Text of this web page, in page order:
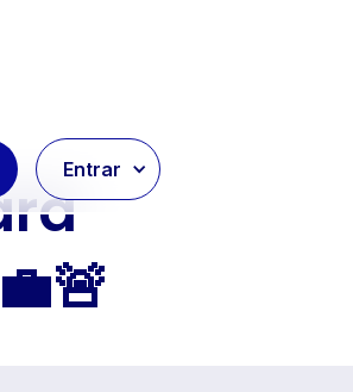
Entrar